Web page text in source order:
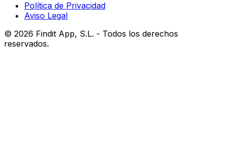
Política de Privacidad
Aviso Legal
© 2026 Findit App, S.L. - Todos los derechos
reservados.